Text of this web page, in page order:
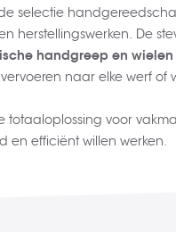
selectie
herstellingswerken. De
handgreep en wielen
naar elke werf of
totaaloplossing voor
en efficiënt willen werken.